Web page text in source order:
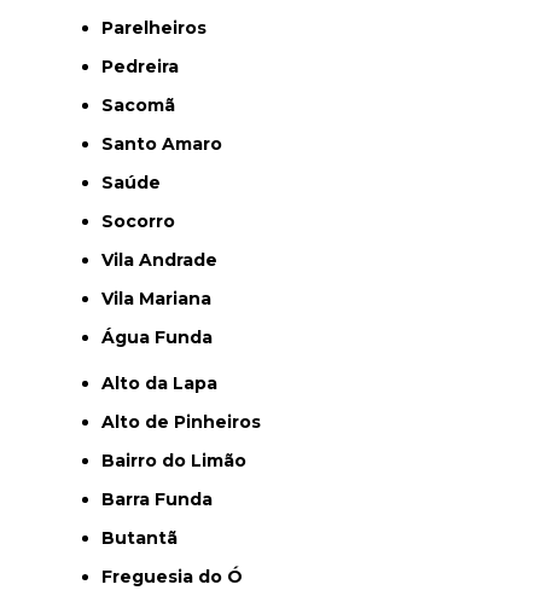
Parelheiros
Pedreira
Sacomã
Santo Amaro
Saúde
Socorro
Vila Andrade
Vila Mariana
Água Funda
Alto da Lapa
Alto de Pinheiros
Bairro do Limão
Barra Funda
Butantã
Freguesia do Ó